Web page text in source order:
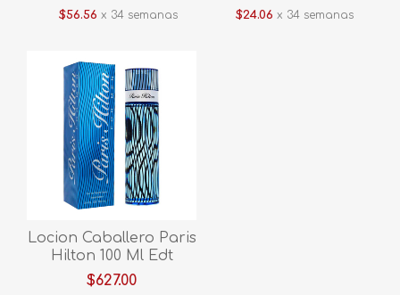
$56.56 x 34 semanas $24.06 x 34 semanas
Locion Caballero Paris
Hilton 100 Ml Edt
Hparh
$627.00